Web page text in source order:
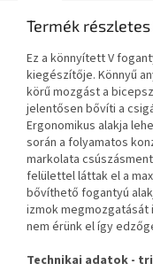
Termék
Ez a könnyített V
kiegészítője. Könnyű
körű mozgást a
jelentősen bővíti a
Ergonomikus alakja
során a folyamatos
markolata
felülettel láttak el a
bővíthető fogantyú
izmok
nem érünk el így
Technikai adatok -